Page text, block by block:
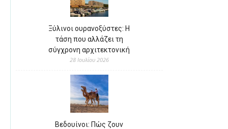
Ξύλινοι ουρανοξύστες: Η
τάση που αλλάζει τη
σύγχρονη αρχιτεκτονική
28 Ιουλίου 2026
Βεδουίνοι: Πώς ζουν